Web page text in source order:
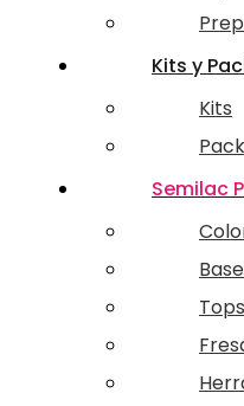
Kits y
Kits
Semilac